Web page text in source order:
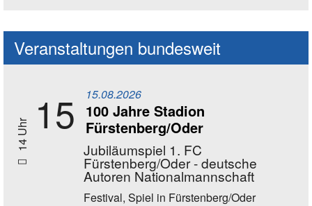
Veranstaltungen bundesweit
14 Uhr 15 15.08.2026
100 Jahre Stadion
Fürstenberg/Oder
Jubiläumspiel 1. FC
Fürstenberg/Oder - deutsche
Autoren Nationalmannschaft
Festival, Spiel in Fürstenberg/Oder